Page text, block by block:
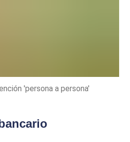
'persona a persona'